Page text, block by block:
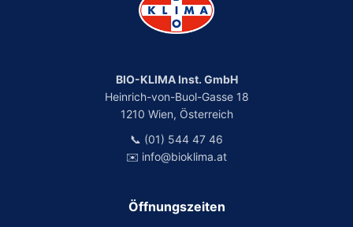
BIO-KLIMA Inst. GmbH
Heinrich-von-Buol-Gasse 18
1210 Wien, Österreich
📞 (01) 544 47 46
✉️ info@bioklima.at
Öffnungszeiten